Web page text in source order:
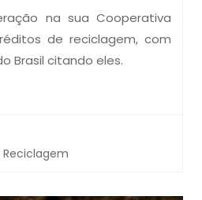
na sua Cooperativa
de reciclagem, com
Brasil citando eles.
Reciclagem